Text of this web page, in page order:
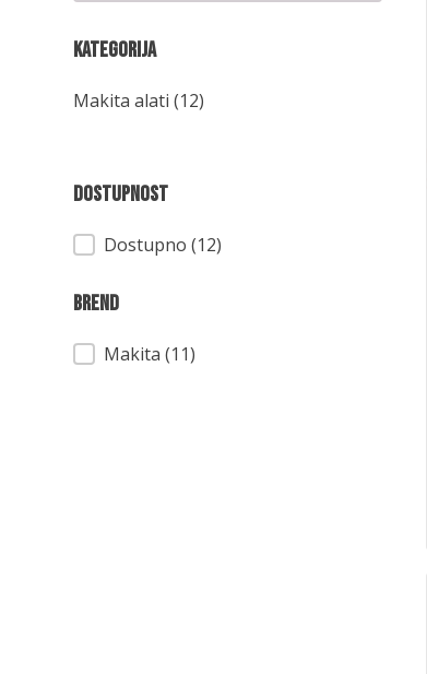
Kategorija
Kategorija
Makita alati(12)
Dostupnost
Dostupnost
Dostupno (12)
Brend
BrendMakita(11)